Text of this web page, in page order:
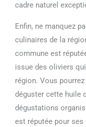
cadre naturel
Enfin, ne manquez
culinaires de la
commune est
issue des oliviers
région. Vous
déguster cette huile
dégustations
est réputée pour ses